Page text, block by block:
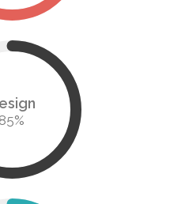
85%